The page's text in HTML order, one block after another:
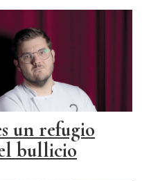
un refugio
bullicio